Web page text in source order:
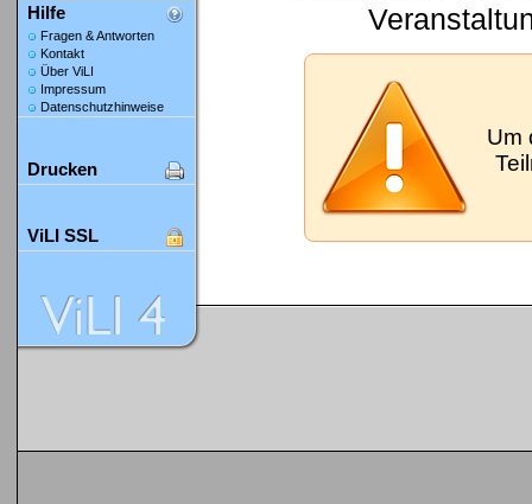
Hilfe
Fragen & Antworten
Kontakt
Über ViLI
Impressum
Datenschutzhinweise
Drucken
ViLI SSL
Um